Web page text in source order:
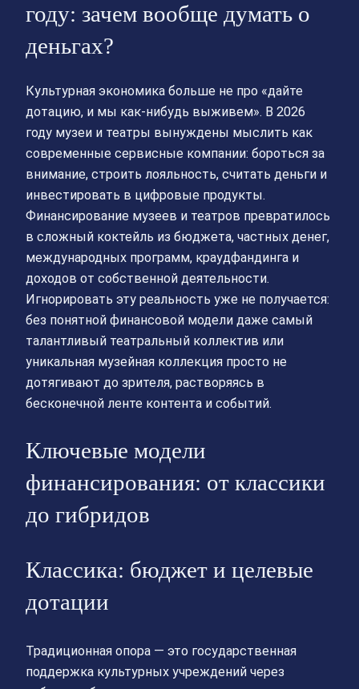
году: зачем вообще думать о
деньгах?
Культурная экономика больше не про «дайте
дотацию, и мы как‑нибудь выживем». В 2026
году музеи и театры вынуждены мыслить как
современные сервисные компании: бороться за
внимание, строить лояльность, считать деньги и
инвестировать в цифровые продукты.
Финансирование музеев и театров превратилось
в сложный коктейль из бюджета, частных денег,
международных программ, краудфандинга и
доходов от собственной деятельности.
Игнорировать эту реальность уже не получается:
без понятной финансовой модели даже самый
талантливый театральный коллектив или
уникальная музейная коллекция просто не
дотягивают до зрителя, растворяясь в
бесконечной ленте контента и событий.
Ключевые модели
финансирования: от классики
до гибридов
Классика: бюджет и целевые
дотации
Традиционная опора — это государственная
поддержка культурных учреждений через